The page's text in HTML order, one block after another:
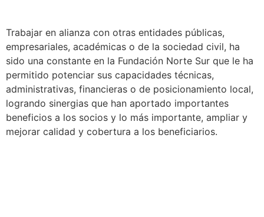
Trabajar en alianza con otras entidades públicas,
empresariales, académicas o de la sociedad civil, ha
sido una constante en la Fundación Norte Sur que le ha
permitido potenciar sus capacidades técnicas,
administrativas, financieras o de posicionamiento local,
logrando sinergias que han aportado importantes
beneficios a los socios y lo más importante, ampliar y
mejorar calidad y cobertura a los beneficiarios.